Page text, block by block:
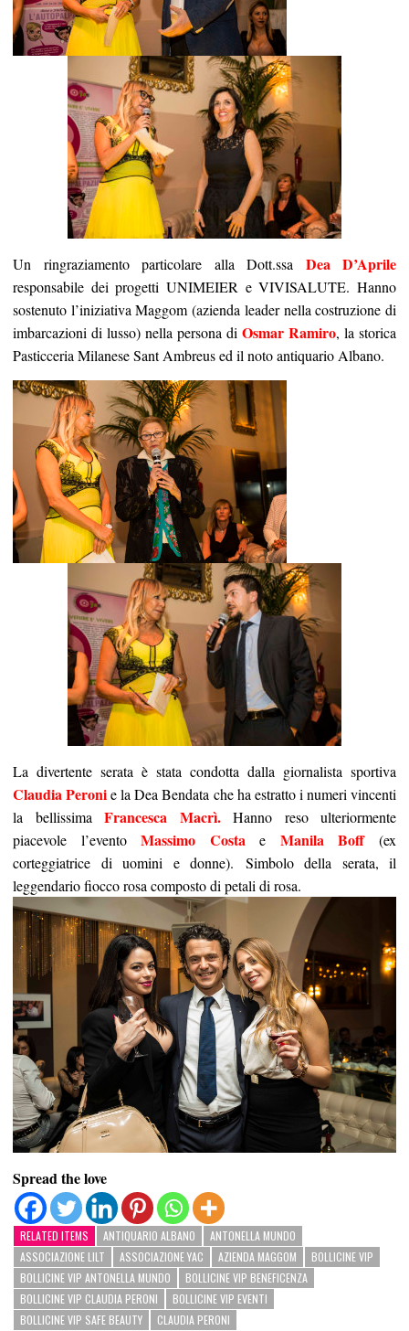
Un ringraziamento particolare alla Dott.ssa Dea D’Aprile
responsabile dei progetti UNIMEIER e VIVISALUTE. Hanno
sostenuto l’iniziativa Maggom (azienda leader nella costruzione di
imbarcazioni di lusso) nella persona di Osmar Ramiro, la storica
Pasticceria Milanese Sant Ambreus ed il noto antiquario Albano.
La divertente serata è stata condotta dalla giornalista sportiva
Claudia Peronie la Dea Bendata che ha estratto i numeri vincenti
la bellissima Francesca Macrì.Hanno reso ulteriormente
piacevole l’eventoMassimo Costae Manila Boff
(ex
corteggiatrice di uomini e donne). Simbolo della serata, il
leggendario fiocco rosa composto di petali di rosa.
Spread the love
RELATED ITEMS ANTIQUARIO ALBANO
ANTONELLA MUNDO
ASSOCIAZIONE LILT
ASSOCIAZIONE YAC AZIENDA MAGGOM
BOLLICINE VIP
BOLLICINE VIP ANTONELLA MUNDO
BOLLICINE VIP BENEFICENZA
BOLLICINE VIP CLAUDIA PERONI
BOLLICINE VIP EVENTI
BOLLICINE VIP SAFE BEAUTY
CLAUDIA PERONI